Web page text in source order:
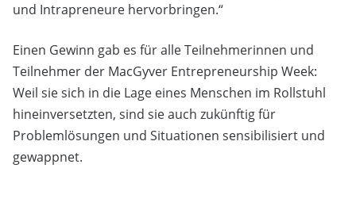
und Intrapreneure hervorbringen.“
Einen Gewinn gab es für alle Teilnehmerinnen und
Teilnehmer der MacGyver Entrepreneurship Week:
Weil sie sich in die Lage eines Menschen im Rollstuhl
hineinversetzten, sind sie auch zukünftig für
Problemlösungen und Situationen sensibilisiert und
gewappnet.